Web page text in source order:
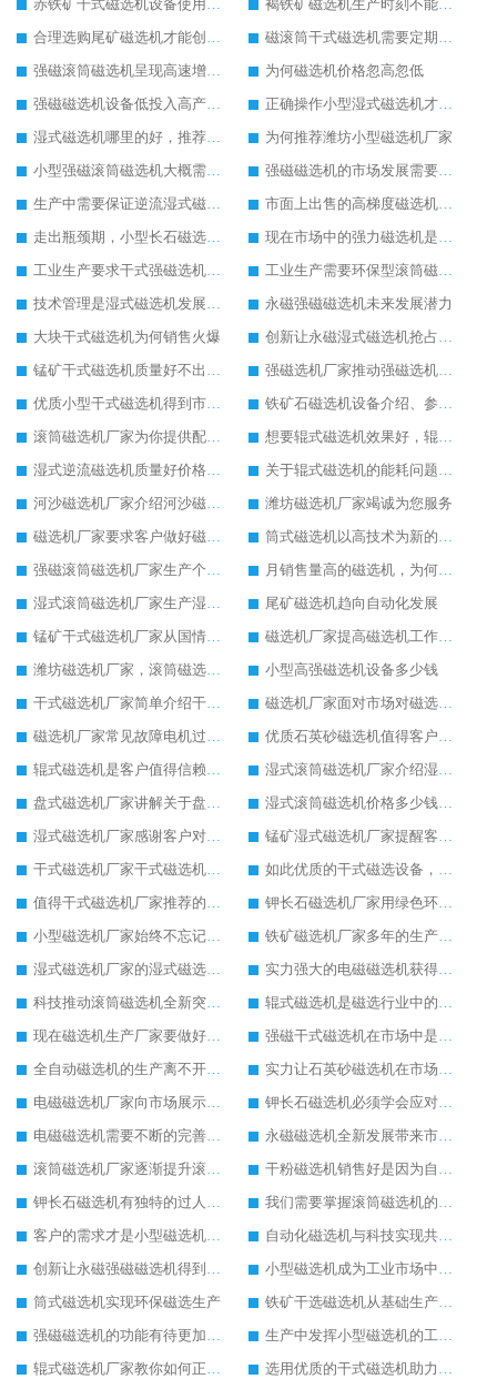
赤铁矿干式磁选机设备使用范围广
褐铁矿磁选机生产时刻不能忘记创新
合理选购尾矿磁选机才能创更高经济收益
磁滚筒干式磁选机需要定期保养
强磁滚筒磁选机呈现高速增长状态
为何磁选机价格忽高忽低
强磁磁选机设备低投入高产出客户使用更满意
正确操作小型湿式磁选机才能实现较大产能
湿式磁选机哪里的好，推荐合适厂家
为何推荐潍坊小型磁选机厂家
小型强磁滚筒磁选机大概需要多少钱
强磁磁选机的市场发展需要转型创新
生产中需要保证逆流湿式磁选机设备质量
市面上出售的高梯度磁选机多少钱一台
走出瓶颈期，小型长石磁选机迎来新的发展空间
现在市场中的强力磁选机是如何定价的
工业生产要求干式强磁选机的实力不断提升
工业生产需要环保型滚筒磁选机的支持
技术管理是湿式磁选机发展的关键
永磁强磁磁选机未来发展潜力
大块干式磁选机为何销售火爆
创新让永磁湿式磁选机抢占工业市场
锰矿干式磁选机质量好不出名都难
强磁选机厂家推动强磁选机发起绿色环保生产
优质小型干式磁选机得到市场更加器重
铁矿石磁选机设备介绍、参数以及厂家实力介绍
滚筒磁选机厂家为你提供配置齐全的滚筒磁选机设备
想要辊式磁选机效果好，辊式磁选机的操作细节要重视
湿式逆流磁选机质量好价格便宜
关于辊式磁选机的能耗问题辊式磁选机厂家有话说
河沙磁选机厂家介绍河沙磁选机的安装和维护工作
潍坊磁选机厂家竭诚为您服务
磁选机厂家要求客户做好磁选机的安全操作细节
筒式磁选机以高技术为新的生产起点
强磁滚筒磁选机厂家生产个性化的强磁滚筒磁选机
月销售量高的磁选机，为何是永磁筒式磁选机
湿式滚筒磁选机厂家生产湿式滚筒磁选机获得客户点赞
尾矿磁选机趋向自动化发展
锰矿干式磁选机厂家从国情出发生产靠谱锰矿干式磁选机
磁选机厂家提高磁选机工作效率有妙招
潍坊磁选机厂家，滚筒磁选机比较可靠
小型高强磁选机设备多少钱
干式磁选机厂家简单介绍干式磁选机的性能与特点
磁选机厂家面对市场对磁选机有强劲的发展信心
磁选机厂家常见故障电机过热异常声音的原因及方法
优质石英砂磁选机值得客户追捧
辊式磁选机是客户值得信赖的磁选设备
湿式滚筒磁选机厂家介绍湿式滚筒磁选机性能、特点以及原理
盘式磁选机厂家讲解关于盘式磁选机的原理以及应用
湿式滚筒磁选机价格多少钱，推荐有实力的生产厂家
湿式磁选机厂家感谢客户对湿式磁选机的支持认可
锰矿湿式磁选机厂家提醒客户锰矿湿式磁选机夏季使用注意事项
干式磁选机厂家干式磁选机为市场增添发展活力
如此优质的干式磁选设备，客户不远千里来选购
值得干式磁选机厂家推荐的干式磁选机设备
钾长石磁选机厂家用绿色环保为钾长石磁选机的核心发展
小型磁选机厂家始终不忘记努力发展自身
铁矿磁选机厂家多年的生产让铁矿磁选机积累了较多经验
湿式磁选机厂家的湿式磁选机发展逐渐强大
实力强大的电磁磁选机获得市场的认可
科技推动滚筒磁选机全新突破发展
辊式磁选机是磁选行业中的冉冉升起的新星
现在磁选机生产厂家要做好顺应时代的准备
强磁干式磁选机在市场中是无可替代的
全自动磁选机的生产离不开技术创新
实力让石英砂磁选机在市场中发展稳如泰山
电磁磁选机厂家向市场展示电磁磁选机的无穷活力
钾长石磁选机必须学会应对市场压力发展
电磁磁选机需要不断的完善才能成为行业佼佼者
永磁磁选机全新发展带来市场新的活力
滚筒磁选机厂家逐渐提升滚筒磁选机的生产实力
干粉磁选机销售好是因为自身实力强
钾长石磁选机有独特的过人之处
我们需要掌握滚筒磁选机的保养方式
客户的需求才是小型磁选机厂家前进的动力
自动化磁选机与科技实现共进步发展
创新让永磁强磁磁选机得到更好地发展
小型磁选机成为工业市场中的主力军
筒式磁选机实现环保磁选生产
铁矿干选磁选机从基础生产上拓宽发展空间
强磁磁选机的功能有待更加完善
生产中发挥小型磁选机的工作效率
辊式磁选机厂家教你如何正确选购辊式磁选机
选用优质的干式磁选机助力生产更好